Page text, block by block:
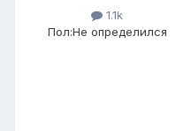
1.1k
Пол:Не определился